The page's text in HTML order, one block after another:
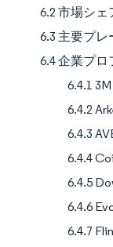
6.2 市場シ
6.3 主要プ
6.4 企業プロ
6.4.1 3M
6.4.2
6.4.3
6.4.4
6.4.5
6.4.6
6.4.7